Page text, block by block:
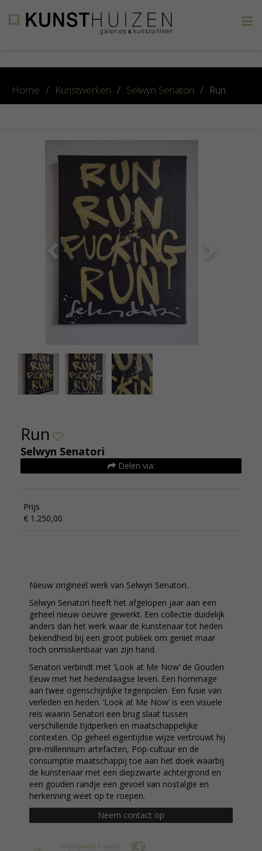
Home / Kunstwerken / Selwyn Senatori / Run
Run
Selwyn Senatori
Delen via:
Prijs
€ 1.250,00
Nieuw origineel werk van Selwyn Senatori.
Selwyn Senatori heeft het afgelopen jaar aan een
geheel nieuw oeuvre gewerkt. Een collectie duidelijk
anders dan het werk waar de kunstenaar tot heden
bekendheid bij een groot publiek om geniet maar
toch onmiskenbaar van zijn hand.
Senatori verbindt met ‘Look at Me Now’ de Gouden
Eeuw met het hedendaagse leven. Een hommage
aan twee ogenschijnlijke tegenpolen. Een fusie van
verleden en heden. ‘Look at Me Now’ is een visuele
reis waarin Senatori een brug slaat tussen
verschillende tijdperken en maatschappelijke
contexten. Op geheel eigentijdse wijze vertrouwt hij
pre-millennium artefacten, Pop-cultuur en de
consumptie maatschappij toe aan het doek waarbij
de kunstenaar met een diepzwarte achtergrond en
een gouden randje een gevoel van nostalgie en
herkenning weet op te roepen.
Neem contact op
Vrijblijvend 1 week